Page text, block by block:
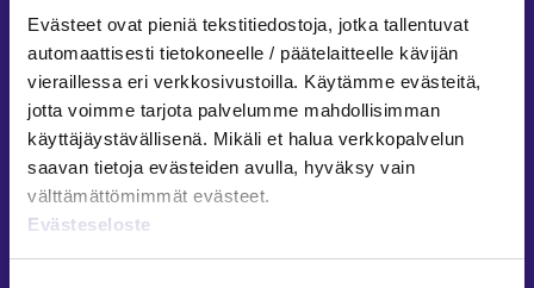
Evästeet ovat pieniä tekstitiedostoja, jotka tallentuvat
automaattisesti tietokoneelle / päätelaitteelle kävijän
vieraillessa eri verkkosivustoilla. Käytämme evästeitä,
jotta voimme tarjota palvelumme mahdollisimman
käyttäjäystävällisenä. Mikäli et halua verkkopalvelun
saavan tietoja evästeiden avulla, hyväksy vain
välttämättömimmät evästeet.
Evästeseloste
8.4.2025 7 min
TILAAJAVASTUULAKI
Lisätietoa tilaajavastuulain
soveltamisesta
Johanna Kupsu